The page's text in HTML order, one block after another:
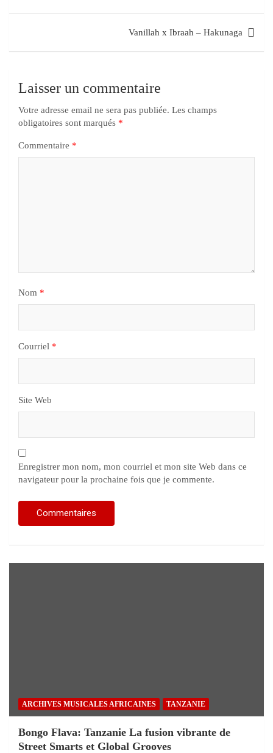
Vanillah x Ibraah – Hakunaga
Laisser un commentaire
Votre adresse email ne sera pas publiée. Les champs
obligatoires sont marqués *
Commentaire *
Nom *
Courriel *
Site Web
Enregistrer mon nom, mon courriel et mon site Web dans ce
navigateur pour la prochaine fois que je commente.
ARCHIVES MUSICALES AFRICAINES TANZANIE
Bongo Flava: Tanzanie La fusion vibrante de
Street Smarts et Global Grooves